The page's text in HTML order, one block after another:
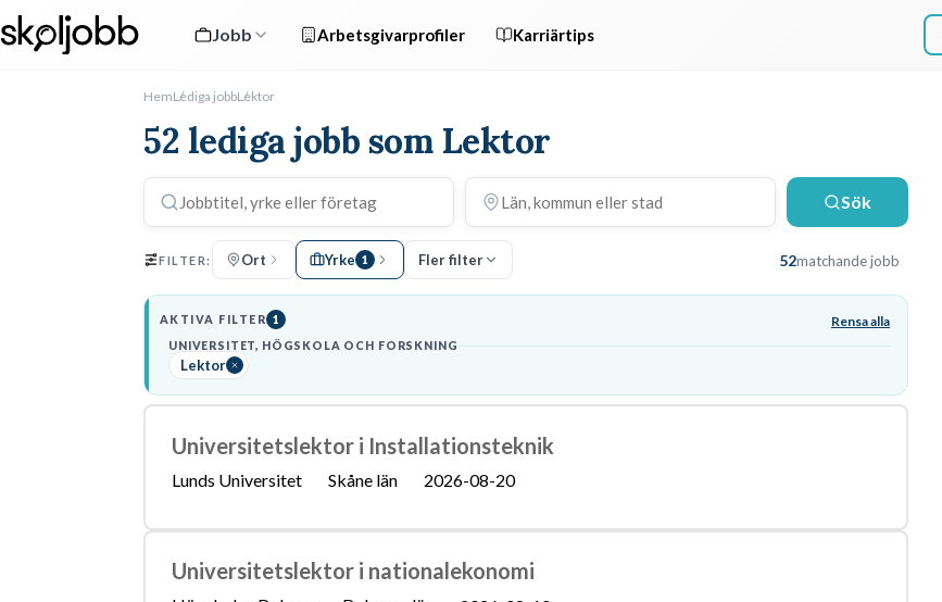
Jobb Arbetsgivarprofiler Karriärtips
HemLediga jobbLektor
52 lediga jobb som Lektor
Sök
FILTER: Ort Yrke 1 Fler filter 52matchande jobb
AKTIVA FILTER 1 Rensa alla
UNIVERSITET, HÖGSKOLA OCH FORSKNING
Lektor
Universitetslektor i Installationsteknik
Lunds Universitet Skåne län 2026-08-20
Universitetslektor i nationalekonomi